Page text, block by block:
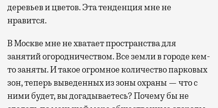
деревьев и цветов. Эта тенденция мне не
нравится.
В Москве мне не хватает пространства для
занятий огородничеством. Все земли в городе кем-
то заняты. И такое огромное количество парковых
зон, теперь выведенных из зоны охраны — что с
ними будет, вы догадываетесь? Почему бы не